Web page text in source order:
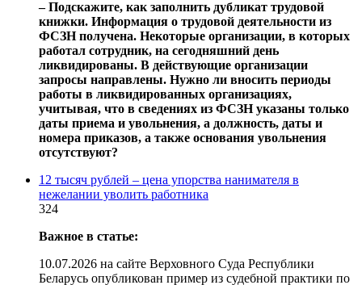
‒ Подскажите, как заполнить дубликат трудовой
книжки. Информация о трудовой деятельности из
ФСЗН получена. Некоторые организации, в которых
работал сотрудник, на сегодняшний день
ликвидированы. В действующие организации
запросы направлены. Нужно ли вносить периоды
работы в ликвидированных организациях,
учитывая, что в сведениях из ФСЗН указаны только
даты приема и увольнения, а должность, даты и
номера приказов, а также основания увольнения
отсутствуют?
12 тысяч рублей – цена упорства нанимателя в
нежелании уволить работника
324
Важное в статье:
10.07.2026 на сайте Верховного Суда Республики
Беларусь опубликован пример из судебной практики по